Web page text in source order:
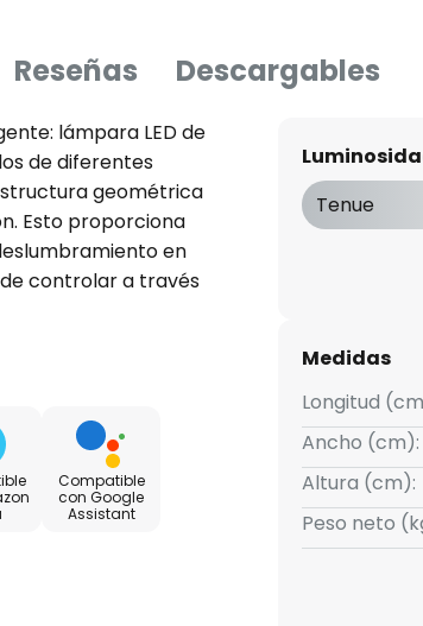
Reseñas Descargables
lámpara LED de
de diferentes
geométrica
Esto proporciona
en
controlar a través
adecuada o
controlable a
regulable solo
el regulador
K) a luz diurna
de memoria
Compatible
con Google
Assistant
Tenue
Medidas
Longitud
Ancho (cm):
Altura (cm):
Peso neto